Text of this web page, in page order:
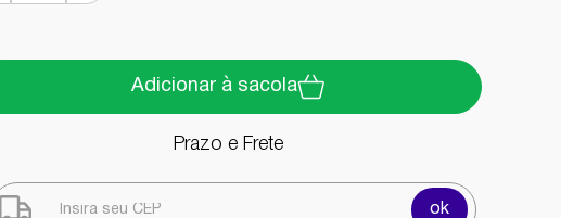
Adicionar à sacola
Prazo e Frete
ok